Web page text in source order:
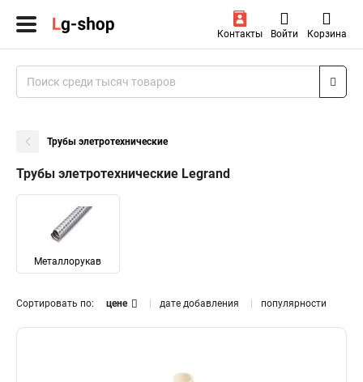
Контакты Войти Корзина
Трубы элетротехнические
Трубы элетротехнические Legrand
Металлорукав
Сортировать по: цене дате добавления популярности